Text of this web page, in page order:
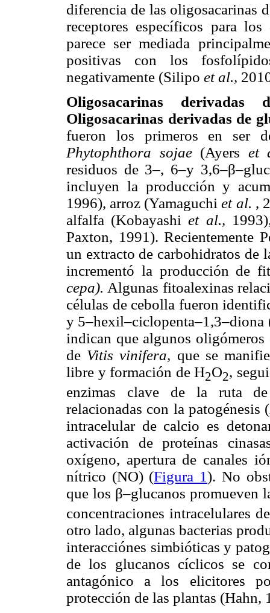
diferencia de las oligosacarinas
receptores específicos para
parece ser mediada
positivas con los
negativamente (Silipo et al.,
Oligosacarinas
Oligosacarinas derivadas de
fueron los primeros en ser
Phytophthora sojae (Ayers et
residuos de 3–, 6–y
incluyen la producción y
1996), arroz (Yamaguchiet al. ,
alfalfa (Kobayashiet al.,
Paxton, 1991). Recientemente
un extracto de carbohidratos de
incrementó la producción de
cepa). Algunas fitoalexinas
células de cebolla fueron
y
indican que algunos oligómeros
de Vitis vinifera, que se
libre y formación de H2O2,
enzimas clave de la ruta
relacionadas con la
intracelular de calcio es
activación de proteínas
oxígeno, apertura de canales
nítrico (NO) (Figura 1). No
que los β–glucanos promueven
concentraciones intracelulares
otro lado, algunas bacterias
interacciónes simbióticas y
de los glucanos cíclicos se
antagónico a los elicitores
protección de las plantas